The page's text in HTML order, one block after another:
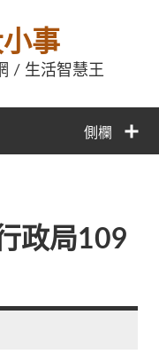
事
/ 生活智慧王
側欄
政局109